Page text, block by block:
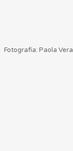
Fotografía: Paola Vera